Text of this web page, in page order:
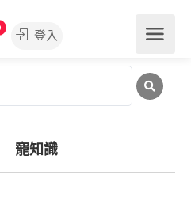
登入
寵知識